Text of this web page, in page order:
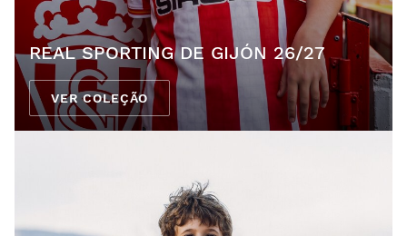
REAL SPORTING DE GIJÓN 26/27
VER COLEÇÃO